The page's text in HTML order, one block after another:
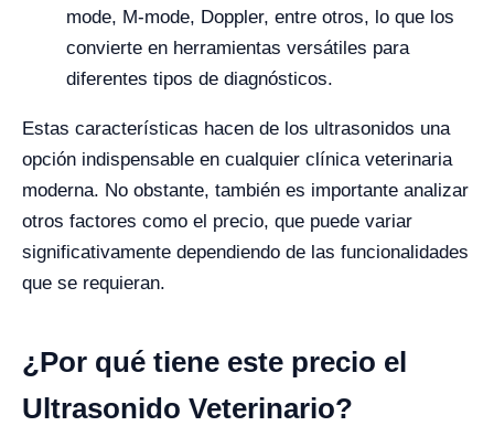
mode, M-mode, Doppler, entre otros, lo que los
convierte en herramientas versátiles para
diferentes tipos de diagnósticos.
Estas características hacen de los ultrasonidos una
opción indispensable en cualquier clínica veterinaria
moderna. No obstante, también es importante analizar
otros factores como el precio, que puede variar
significativamente dependiendo de las funcionalidades
que se requieran.
¿Por qué tiene este precio el
Ultrasonido Veterinario?